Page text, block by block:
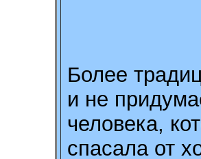
Более
и не
человека,
спасала от